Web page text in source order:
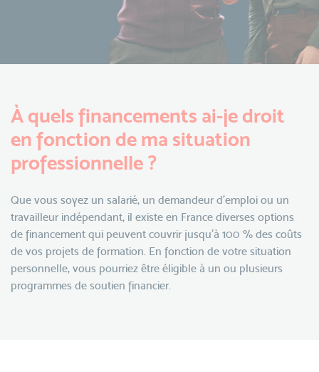
À quels financements ai-je droit
en fonction de ma situation
professionnelle ?
Que vous soyez un salarié, un demandeur d'emploi ou un
travailleur indépendant, il existe en France diverses options
de financement qui peuvent couvrir jusqu'à 100 % des coûts
de vos projets de formation. En fonction de votre situation
personnelle, vous pourriez être éligible à un ou plusieurs
programmes de soutien financier.